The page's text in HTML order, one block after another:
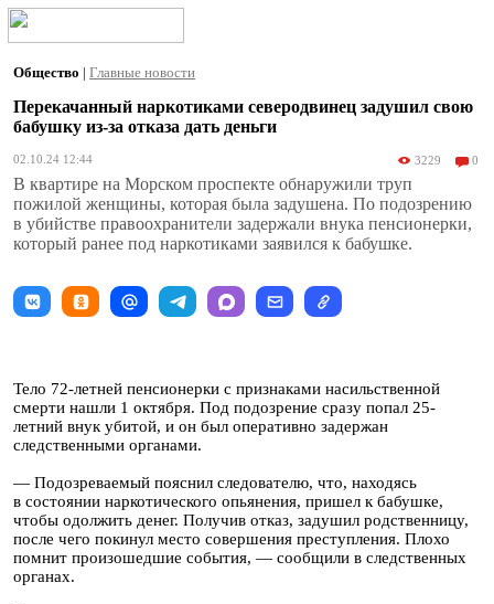
Общество | Главные новости
Перекачанный наркотиками северодвинец задушил свою
бабушку из-за отказа дать деньги
02.10.24 12:44 3229 0
В квартире на Морском проспекте обнаружили труп
пожилой женщины, которая была задушена. По подозрению
в убийстве правоохранители задержали внука пенсионерки,
который ранее под наркотиками заявился к бабушке.
Тело 72-летней пенсионерки с признаками насильственной
смерти нашли 1 октября. Под подозрение сразу попал 25-
летний внук убитой, и он был оперативно задержан
следственными органами.
— Подозреваемый пояснил следователю, что, находясь
в состоянии наркотического опьянения, пришел к бабушке,
чтобы одолжить денег. Получив отказ, задушил родственницу,
после чего покинул место совершения преступления. Плохо
помнит произошедшие события, — сообщили в следственных
органах.